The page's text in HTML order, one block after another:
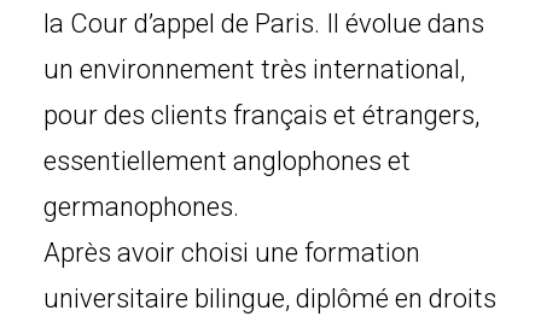
la Cour d’appel de Paris. Il évolue dans
un environnement très international,
pour des clients français et étrangers,
essentiellement anglophones et
germanophones.
Après avoir choisi une formation
universitaire bilingue, diplômé en droits